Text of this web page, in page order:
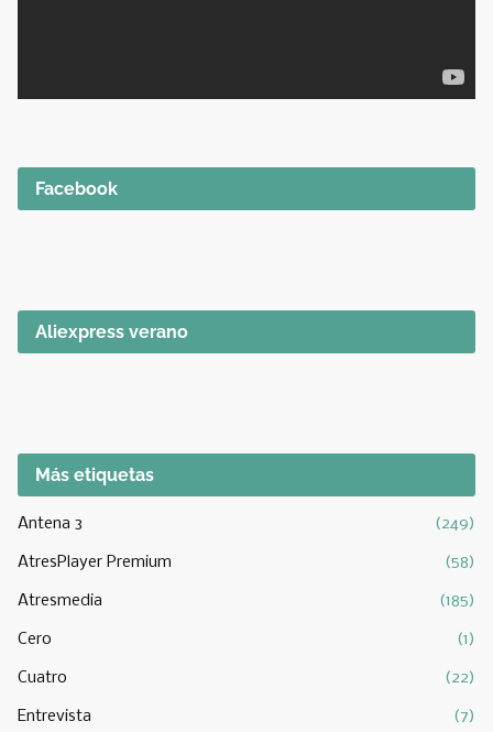
Facebook
Aliexpress verano
Más etiquetas
Antena 3 (249)
AtresPlayer Premium (58)
Atresmedia (185)
Cero (1)
Cuatro (22)
Entrevista (7)